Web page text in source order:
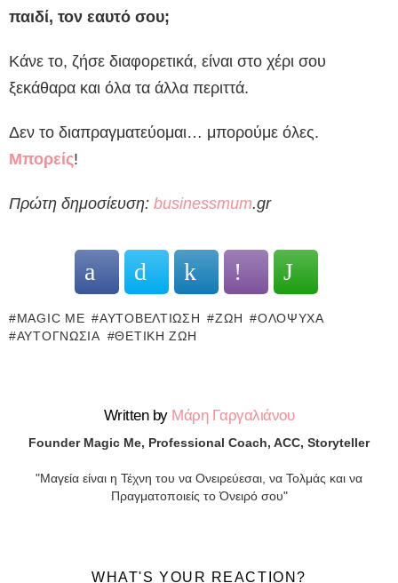
παιδί, τον εαυτό σου;
Κάνε το, ζήσε διαφορετικά, είναι στο χέρι σου
ξεκάθαρα και όλα τα άλλα περιττά.
Δεν το διαπραγματεύομαι… μπορούμε όλες.
Μπορείς!
Πρώτη δημοσίευση: businessmum.gr
MAGIC ME ΑΥΤΟΒΕΛΤΊΩΣΗ ΖΩΉ
ΟΛΌΨΥΧΑ
ΑΥΤΟΓΝΩΣΊΑ
ΘΕΤΙΚΉ ΖΩΉ
Written by Μάρη Γαργαλιάνου
Founder Magic Me, Professional Coach, ACC, Storyteller
"Μαγεία είναι η Τέχνη του να Ονειρεύεσαι, να Τολμάς και να
Πραγματοποιείς το Όνειρό σου"
WHAT'S YOUR REACTION?